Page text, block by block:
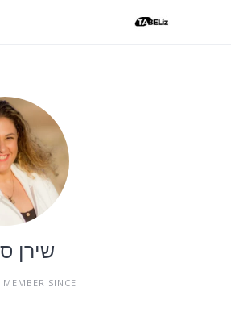
שירן
MEMBER SINCE ינואר 29, 2025